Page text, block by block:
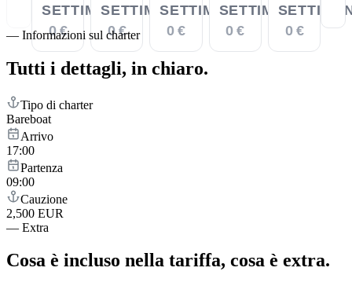
SETTIMANA
0 €
SETTIMANA
0 €
SETTIMANA
0 €
SETTIMANA
0 €
0 €
— Informazioni sul charter
Tutti i dettagli, in chiaro.
Tipo di charter
Bareboat
Arrivo
17:00
Partenza
09:00
Cauzione
2,500 EUR
— Extra
Cosa è incluso nella tariffa, cosa è extra.